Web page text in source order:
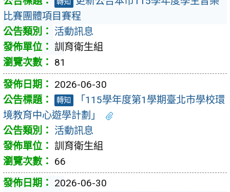
比賽團體項目賽程
活動訊息
訓育衛生組
81
2026-06-30
轉知
「115學年度第1學期臺北市學校環
境教育中心遊學計劃」
活動訊息
訓育衛生組
66
2026-06-30